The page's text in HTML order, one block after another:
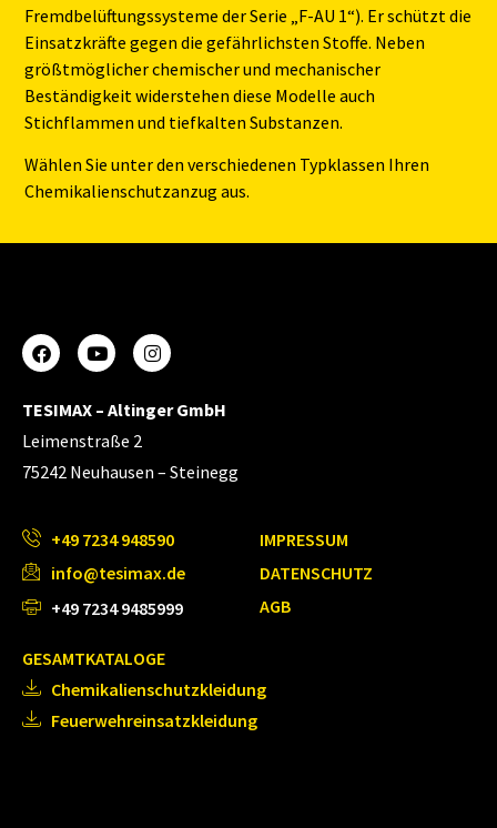
Fremdbelüftungssysteme der Serie „F-AU 1“). Er schützt die
Einsatzkräfte gegen die gefährlichsten Stoffe. Neben
größtmöglicher chemischer und mechanischer
Beständigkeit widerstehen diese Modelle auch
Stichflammen und tiefkalten Substanzen.
Wählen Sie unter den verschiedenen Typklassen Ihren
Chemikalienschutzanzug aus.
TESIMAX – Altinger GmbH
Leimenstraße 2
75242 Neuhausen – Steinegg
+49 7234 948590
info@tesimax.de
+49 7234 9485999
IMPRESSUM
DATENSCHUTZ
AGB
GESAMTKATALOGE
Chemikalienschutzkleidung
Feuerwehreinsatzkleidung